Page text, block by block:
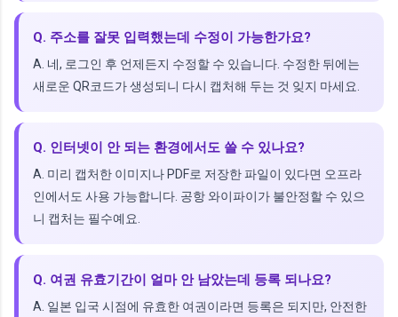
Q. 주소를 잘못 입력했는데 수정이 가능한가요?
A. 네, 로그인 후 언제든지 수정할 수 있습니다. 수정한 뒤에는
새로운 QR코드가 생성되니 다시 캡처해 두는 것 잊지 마세요.
Q. 인터넷이 안 되는 환경에서도 쓸 수 있나요?
A. 미리 캡처한 이미지나 PDF로 저장한 파일이 있다면 오프라
인에서도 사용 가능합니다. 공항 와이파이가 불안정할 수 있으
니 캡처는 필수예요.
Q. 여권 유효기간이 얼마 안 남았는데 등록 되나요?
A. 일본 입국 시점에 유효한 여권이라면 등록은 되지만, 안전한